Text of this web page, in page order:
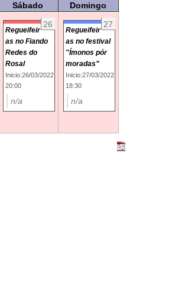
Sábado
Domingo
26
Regueifeir
as no Fiando
Redes do
Rosal
Inicio:26/03/2022
20:00
n/a
27
Regueifeir
as no festival
"Ímonos pór
moradas"
Inicio:27/03/2022
18:30
n/a